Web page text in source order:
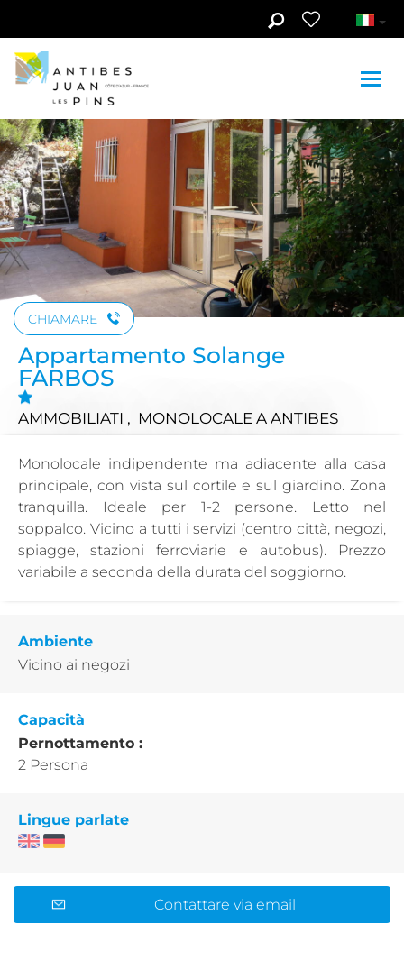
Guarda le foto (3)
CHIAMARE
Appartamento Solange
FARBOS
AMMOBILIATI , MONOLOCALE A ANTIBES
Monolocale indipendente ma adiacente alla casa
principale, con vista sul cortile e sul giardino. Zona
tranquilla. Ideale per 1-2 persone. Letto nel
soppalco. Vicino a tutti i servizi (centro città, negozi,
spiagge, stazioni ferroviarie e autobus). Prezzo
variabile a seconda della durata del soggiorno.
Ambiente
Vicino ai negozi
Capacità
Pernottamento :
2 Persona
Lingue parlate
Contattare via email